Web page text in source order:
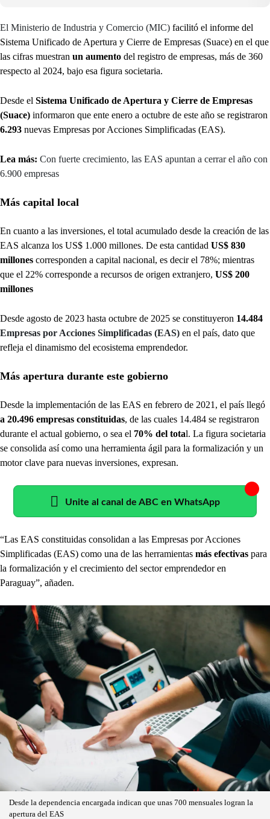
El Ministerio de Industria y Comercio (MIC) facilitó el informe del
Sistema Unificado de Apertura y Cierre de Empresas (Suace) en el que
las cifras muestran un aumento del registro de empresas, más de 360
respecto al 2024, bajo esa figura societaria.
Desde el Sistema Unificado de Apertura y Cierre de Empresas
(Suace) informaron que ente enero a octubre de este año se registraron
6.293 nuevas Empresas por Acciones Simplificadas (EAS).
Lea más: Con fuerte crecimiento, las EAS apuntan a cerrar el año con
6.900 empresas
Más capital local
En cuanto a las inversiones, el total acumulado desde la creación de las
EAS alcanza los US$ 1.000 millones. De esta cantidad US$ 830
millones corresponden a capital nacional, es decir el 78%; mientras
que el 22% corresponde a recursos de origen extranjero, US$ 200
millones
Desde agosto de 2023 hasta octubre de 2025 se constituyeron 14.484
Empresas por Acciones Simplificadas (EAS) en el país, dato que
refleja el dinamismo del ecosistema emprendedor.
Más apertura durante este gobierno
Desde la implementación de las EAS en febrero de 2021, el país llegó
a 20.496 empresas constituidas, de las cuales 14.484 se registraron
durante el actual gobierno, o sea el 70% del total. La figura societaria
se consolida así como una herramienta ágil para la formalización y un
motor clave para nuevas inversiones, expresan.
Unite al canal de ABC en WhatsApp
“Las EAS constituidas consolidan a las Empresas por Acciones
Simplificadas (EAS) como una de las herramientas más efectivas para
la formalización y el crecimiento del sector emprendedor en
Paraguay”, añaden.
Desde la dependencia encargada indican que unas 700 mensuales logran la
apertura del EAS